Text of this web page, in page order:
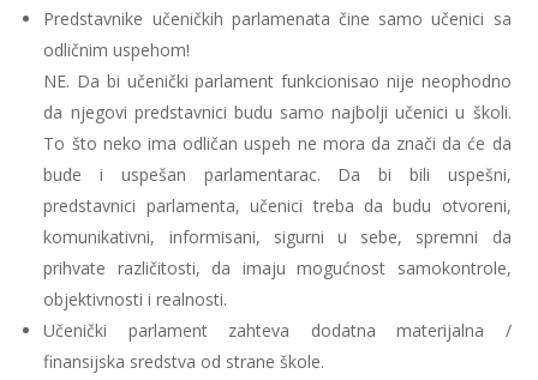
Predstavnike učeničkih parlamenata čine samo učenici sa
odličnim uspehom!
NE. Da bi učenički parlament funkcionisao nije neophodno
da njegovi predstavnici budu samo najbolji učenici u školi.
To što neko ima odličan uspeh ne mora da znači da će da
bude i uspešan parlamentarac. Da bi bili uspešni,
predstavnici parlamenta, učenici treba da budu otvoreni,
komunikativni, informisani, sigurni u sebe, spremni da
prihvate različitosti, da imaju mogućnost samokontrole,
objektivnosti i realnosti.
Učenički parlament zahteva dodatna materijalna /
finansijska sredstva od strane škole.